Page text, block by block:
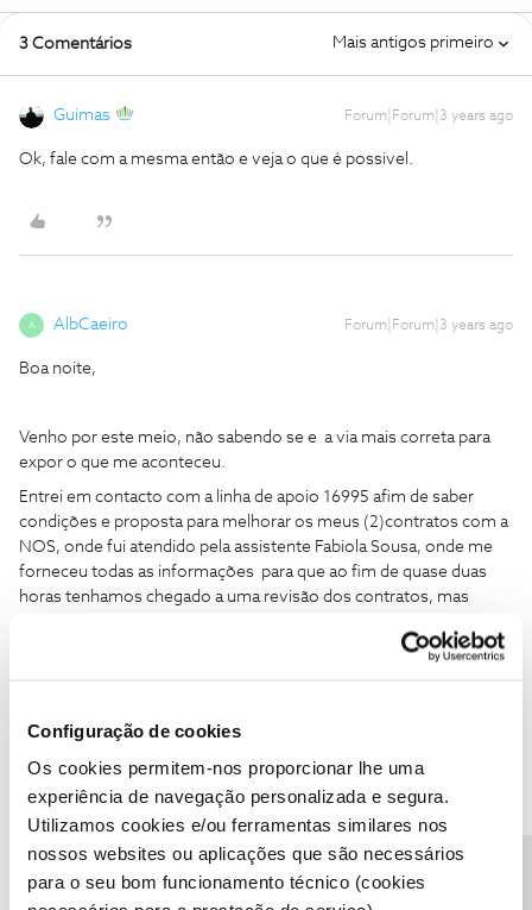
Configuração de cookies
Os cookies permitem-nos proporcionar lhe uma
experiência de navegação personalizada e segura.
Utilizamos cookies e/ou ferramentas similares nos
nossos websites ou aplicações que são necessários
para o seu bom funcionamento técnico (cookies
3 Comentários Mais antigos primeiro
Guimas Forum|Forum|3 years ago
Ok, fale com a mesma então e veja o que é possivel.
A AlbCaeiro Forum|Forum|3 years ago
Boa noite,
Venho por este meio, não sabendo se e a via mais correta para
expor o que me aconteceu.
Entrei em contacto com a linha de apoio 16995 afim de saber
condições e proposta para melhorar os meus (2)contratos com a
NOS, onde fui atendido pela assistente Fabiola Sousa, onde me
forneceu todas as informações para que ao fim de quase duas
horas tenhamos chegado a uma revisão dos contratos, mas
que tínhamos falado e acordado telefonicamente, na qual a
Cumprimentos
Carapito
Peça cópia da chamada pelo email cliente.privacidade@nos.pt e
reclame até cumprirem a oferta.